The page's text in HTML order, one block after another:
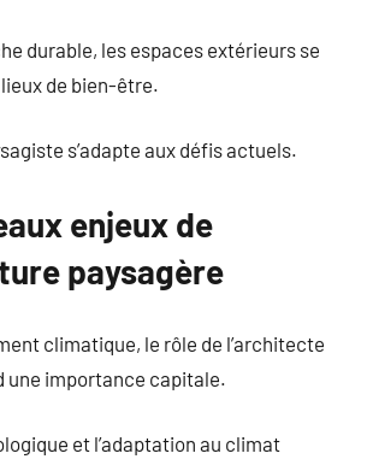
durable, les espaces extérieurs se
de bien-être.
s’adapte aux défis actuels.
enjeux de
paysagère
climatique, le rôle de l’architecte
une importance capitale.
et l’adaptation au climat